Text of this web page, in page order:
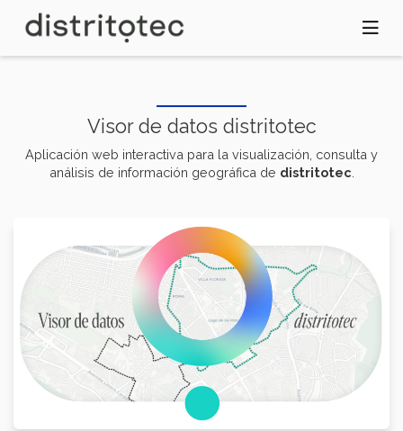
principal
Visor de datos distritotec
Aplicación web interactiva para la visualización, consulta y
análisis de información geográfica de distritotec